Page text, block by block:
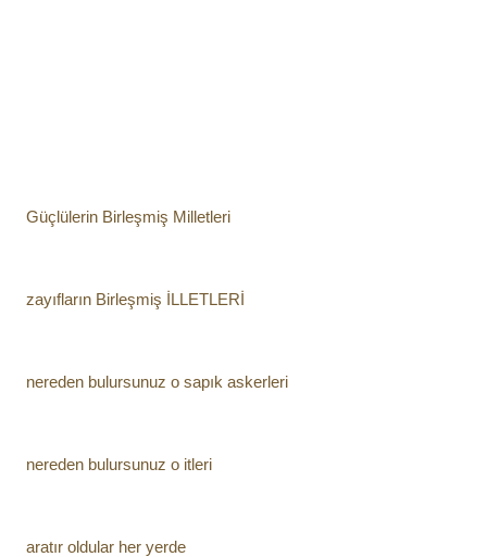
Güçlülerin Birleşmiş Milletleri
zayıfların Birleşmiş İLLETLERİ
nereden bulursunuz o sapık askerleri
nereden bulursunuz o itleri
aratır oldular her yerde